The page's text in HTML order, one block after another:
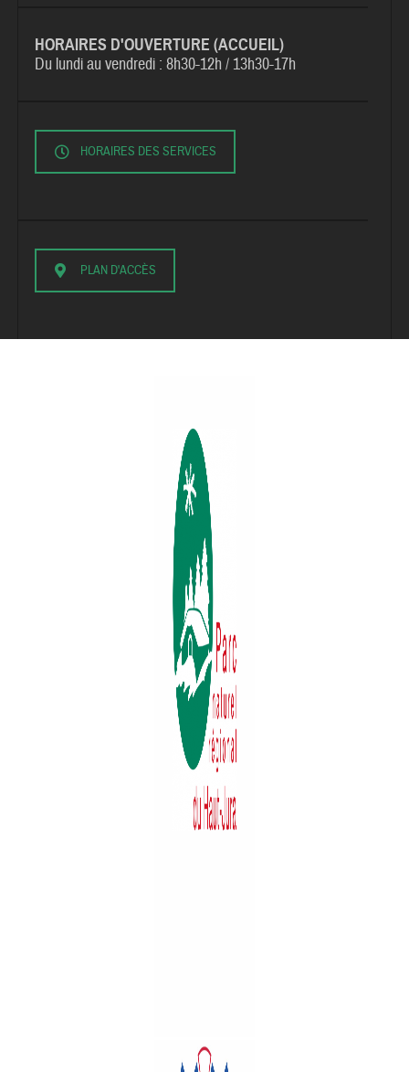
HORAIRES D'OUVERTURE (ACCUEIL)
Du lundi au vendredi :8h30-12h / 13h30-17h
HORAIRES DES SERVICES
PLAN D'ACCÈS